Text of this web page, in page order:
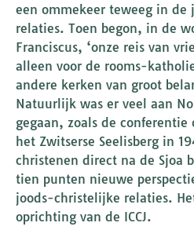
een ommekeer teweeg in
relaties. Toen begon, in de
Franciscus, ‘onze reis van
alleen voor de rooms-
andere kerken van groot
Natuurlijk was er veel aan
gegaan, zoals de
het Zwitserse Seelisberg in
christenen direct na de Sjoa
tien punten nieuwe
joods-christelijke relaties.
oprichting van de ICCJ.